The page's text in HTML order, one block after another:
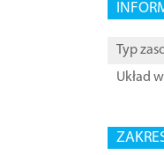
Typ
Układ